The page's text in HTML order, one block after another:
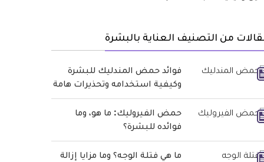
من التصنيف العناية بالبشرة
فوائد حمض المندليك للبشرة
وكيفية استخدامه وتحذيرات هامة
حمض الفيروليك: ما هو، وما
فوائده للبشرة؟
ما هي فتلة الوجه؟ وما مزايا إزالة